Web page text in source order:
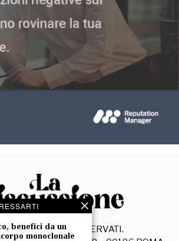
- TUTTI I DIRITTI RISERVATI.
benefici da un
monoclonale